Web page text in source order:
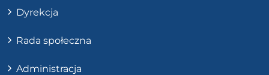
Dyrekcja
Rada społeczna
Administracja